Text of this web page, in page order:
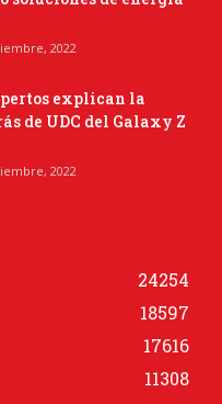
2022
explican la
de UDC del Galaxy Z
2022
24254
18597
17616
11308